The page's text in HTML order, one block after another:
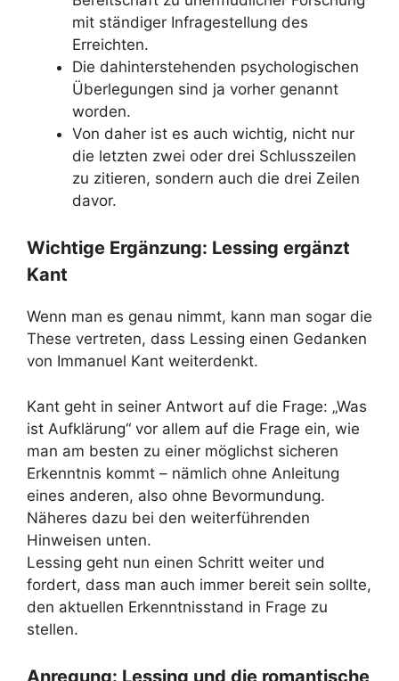
mit ständiger Infragestellung des
Erreichten.
Die dahinterstehenden psychologischen
Überlegungen sind ja vorher genannt
worden.
Von daher ist es auch wichtig, nicht nur
die letzten zwei oder drei Schlusszeilen
zu zitieren, sondern auch die drei Zeilen
davor.
Wichtige Ergänzung: Lessing ergänzt
Kant
Wenn man es genau nimmt, kann man sogar die
These vertreten, dass Lessing einen Gedanken
von Immanuel Kant weiterdenkt.
Kant geht in seiner Antwort auf die Frage: „Was
ist Aufklärung“ vor allem auf die Frage ein, wie
man am besten zu einer möglichst sicheren
Erkenntnis kommt – nämlich ohne Anleitung
eines anderen, also ohne Bevormundung.
Näheres dazu bei den weiterführenden
Hinweisen unten.
Lessing geht nun einen Schritt weiter und
fordert, dass man auch immer bereit sein sollte,
den aktuellen Erkenntnisstand in Frage zu
stellen.
Anregung: Lessing und die romantische